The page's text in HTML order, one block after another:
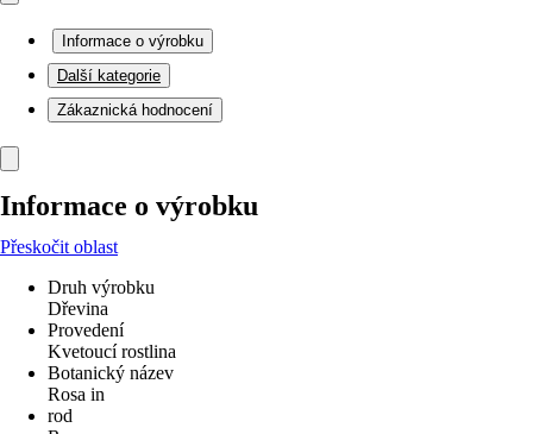
Informace o výrobku
Další kategorie
Zákaznická hodnocení
Informace o výrobku
Přeskočit oblast
Druh výrobku
Dřevina
Provedení
Kvetoucí rostlina
Botanický název
Rosa in
rod